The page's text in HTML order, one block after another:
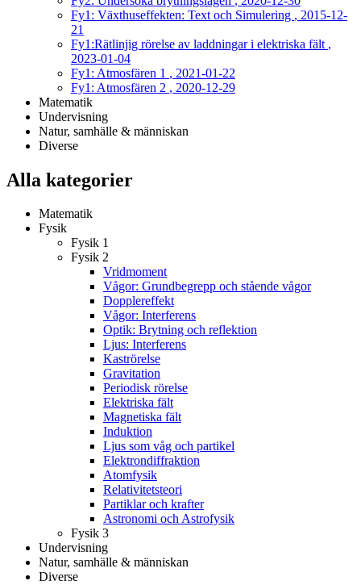
Fy1: Växthuseffekten: Text och Simulering , 2015-12-
21
Fy1:Rätlinjig rörelse av laddningar i elektriska fält ,
2023-01-04
Fy1: Atmosfären 1 , 2021-01-22
Fy1: Atmosfären 2 , 2020-12-29
Matematik
Undervisning
Natur, samhälle & människan
Diverse
Alla kategorier
Matematik
Fysik
Fysik 1
Fysik 2
Vridmoment
Vågor: Grundbegrepp och stående vågor
Dopplereffekt
Vågor: Interferens
Optik: Brytning och reflektion
Ljus: Interferens
Kaströrelse
Gravitation
Periodisk rörelse
Elektriska fält
Magnetiska fält
Induktion
Ljus som våg och partikel
Elektrondiffraktion
Atomfysik
Relativitetsteori
Partiklar och krafter
Astronomi och Astrofysik
Fysik 3
Undervisning
Natur, samhälle & människan
Diverse